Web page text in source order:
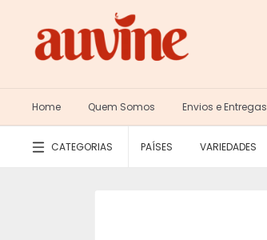
Home Quem Somos Envios e Entregas
CATEGORIAS PAÍSES VARIEDADES